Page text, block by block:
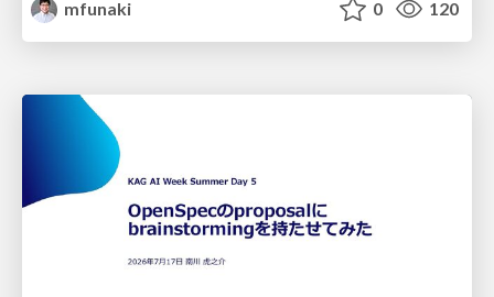
mfunaki
0 120